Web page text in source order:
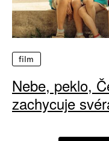
film
Nebe, peklo,
zachycuje